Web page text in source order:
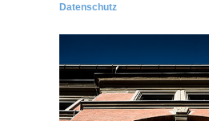
Datenschutz